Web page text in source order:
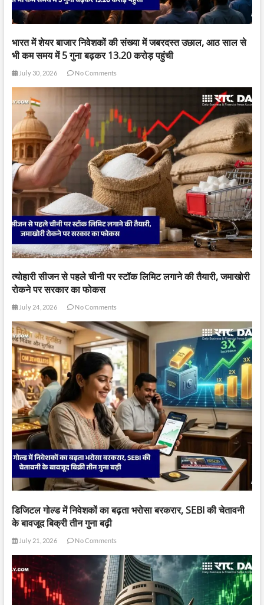
भारत में शेयर बाजार निवेशकों की संख्या में जबरदस्त उछाल, आठ साल से
भी कम समय में 5 गुना बढ़कर 13.20 करोड़ पहुंची
July 30, 2026 No Comments
त्योहारी सीजन से पहले चीनी पर स्टॉक लिमिट लगाने की तैयारी, जमाखोरी
रोकने पर सरकार का फोकस
July 24, 2026 No Comments
डिजिटल गोल्ड में निवेशकों का बढ़ता भरोसा बरकरार, SEBI की चेतावनी
के बावजूद बिक्री तीन गुना बढ़ी
July 21, 2026 No Comments